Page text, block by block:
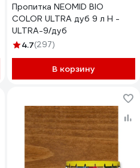
Пропитка NEOMID BIO
COLOR ULTRA дуб 9 л Н -
ULTRA-9/дуб
4.7(297)
В корзину